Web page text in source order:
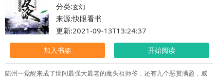
分类:玄幻
来源:快眼看书
更新:2021-09-13T13:24:37
加入书架 开始阅读
陆州一觉醒来成了世间最强大最老的魔头祖师爷，还有九个恶贯满盈，威